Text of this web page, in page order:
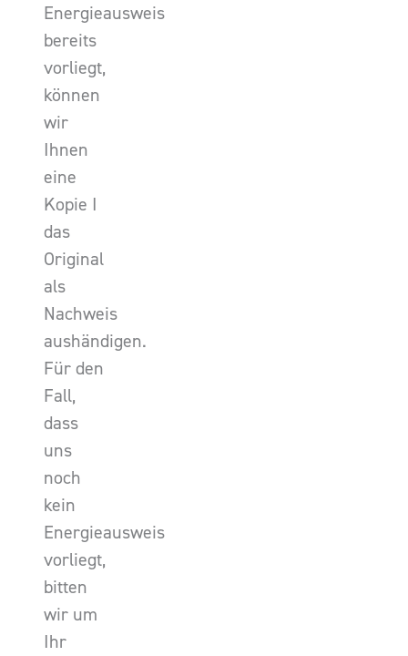
Energieausweis
bereits
vorliegt,
können
wir
Ihnen
eine
Kopie I
das
Original
als
Nachweis
aushändigen.
Für den
Fall,
dass
uns
noch
kein
Energieausweis
vorliegt,
bitten
wir um
Ihr